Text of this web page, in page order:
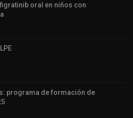
oral en niños con
programa de formación de